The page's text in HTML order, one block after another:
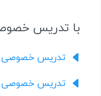
با تدریس
تدریس خصوصی
تدریس خصوصی